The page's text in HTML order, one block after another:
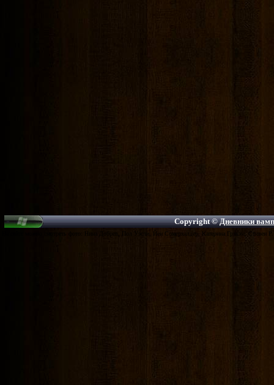
Copyright ©Дневники
На сайте можно смотреть фото: Нина Добрев, Пол Уэсли, Йен Сомерхалдер, Катерина Грэхэм,